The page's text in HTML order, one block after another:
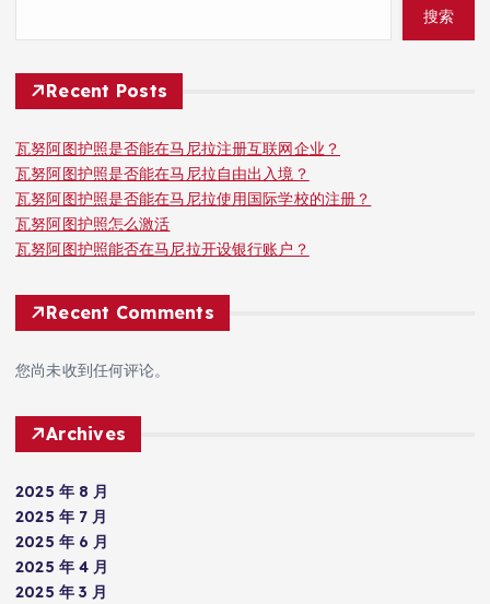
搜索
Recent Posts
瓦努阿图护照是否能在马尼拉注册互联网企业？
瓦努阿图护照是否能在马尼拉自由出入境？
瓦努阿图护照是否能在马尼拉使用国际学校的注册？
瓦努阿图护照怎么激活
瓦努阿图护照能否在马尼拉开设银行账户？
Recent Comments
您尚未收到任何评论。
Archives
2025 年 8 月
2025 年 7 月
2025 年 6 月
2025 年 4 月
2025 年 3 月